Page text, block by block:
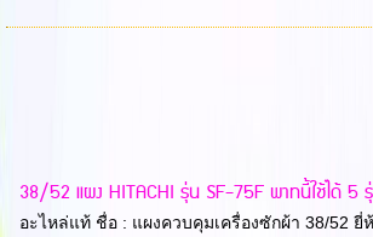
38/52 แผง HITACHI รุ่น SF-75F พาทนี้ใช้ได้ 5
อะไหล่แท้ ชื่อ : แผงควบคุมเครื่องซักผ้า 38/52 ยี่